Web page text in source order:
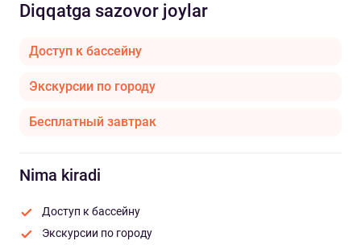
Diqqatga sazovor joylar
Доступ к бассейну
Экскурсии по городу
Бесплатный завтрак
Nima kiradi
Доступ к бассейну
Экскурсии по городу